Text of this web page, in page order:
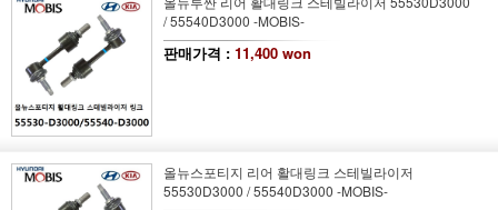
/ 55540D3000 -MOBIS-
판매가격 : 11,400 won
올뉴스포티지 리어 활대링크 스테빌라이저
55530D3000 / 55540D3000 -MOBIS-